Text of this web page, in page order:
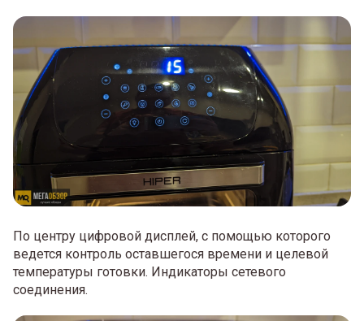
По центру цифровой дисплей, с помощью которого
ведется контроль оставшегося времени и целевой
температуры готовки. Индикаторы сетевого
соединения.